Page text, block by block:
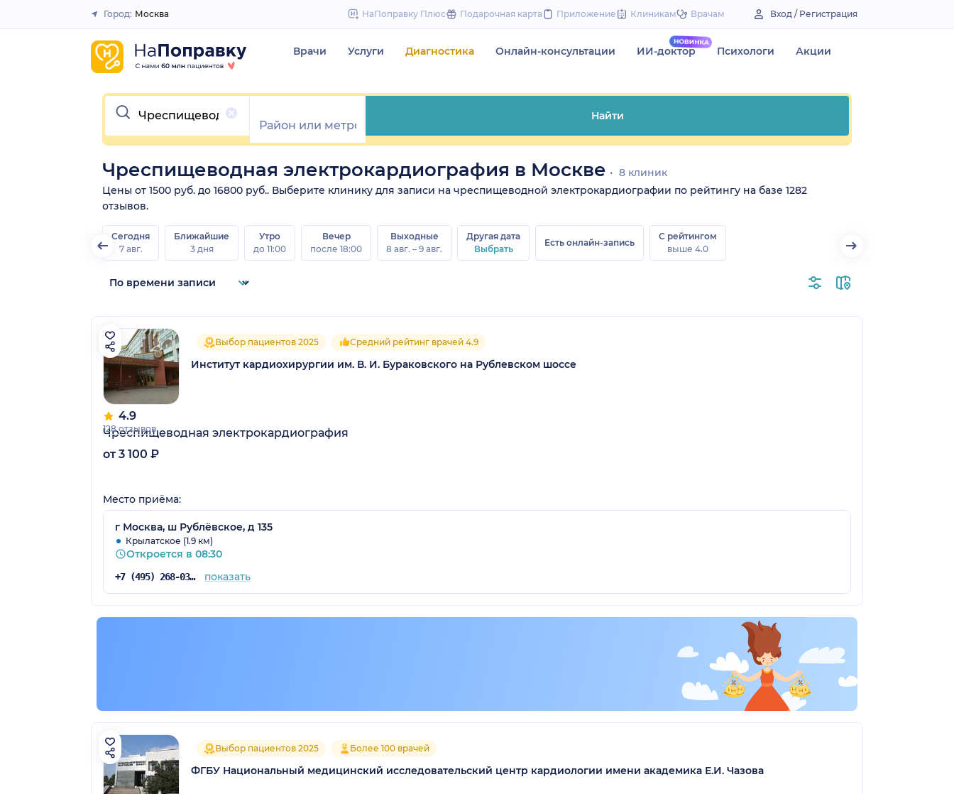
to
Закрыть
Город: Москва НаПоправку Плюс Подарочная карта Приложение Клиникам Врачам Вход / Регистрация
Врачи Услуги Диагностика Онлайн-консультации ИИ-доктор Психологи Акции
Очистить
Найти
Чреспищеводная электрокардиография в Москве
8 клиник
Цены от 1500 руб. до 16800 руб.. Выберите клинику для записи на чреспищеводной электрокардиографии по рейтингу на базе 1282
отзывов.
Сегодня
7 авг.
Ближайшие
3 дня
Утро
до 11:00
Вечер
после 18:00
Выходные
8 авг. – 9 авг.
Другая дата
Выбрать
Есть онлайн-запись
С рейтингом
выше 4.0
4.9
128 отзывов
Выбор пациентов 2025 Средний рейтинг врачей 4.9
Институт кардиохирургии им. В. И. Бураковского на Рублевском шоссе
Чреспищеводная электрокардиография
от 3 100 ₽
Место приёма:
г Москва, ш Рублёвское, д 135
Крылатское (1.9 км)
Откроется в 08:30
+7 (495) 268-03-28 показать
Выбор пациентов 2025 Более 100 врачей
ФГБУ Национальный медицинский исследовательский центр кардиологии имени академика Е.И. Чазова